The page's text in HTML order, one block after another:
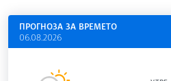
ПРОГНОЗА ЗА ВРЕМЕТО
06.08.2026